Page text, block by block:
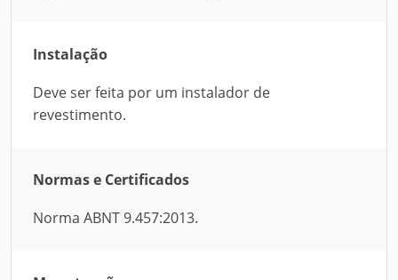
Instalação
Deve ser feita por um instalador de
revestimento.
Normas e Certificados
Norma ABNT 9.457:2013.